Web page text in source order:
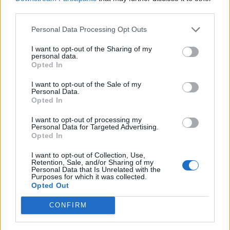
Personal Data Processing Opt Outs
I want to opt-out of the Sharing of my
personal data.
Opted In
I want to opt-out of the Sale of my
Personal Data.
Opted In
I want to opt-out of processing my
Personal Data for Targeted Advertising.
Opted In
I want to opt-out of Collection, Use,
Retention, Sale, and/or Sharing of my
Personal Data that Is Unrelated with the
Purposes for which it was collected.
Opted Out
CONFIRM
Wolfsburg)
Cessioni: Kristensen (d, Eintracht Francoforte),
Greenwood (c, Pogun), Firpo (d, Betis), Gyabi (c, Hull
City), Wober (d, Werder Brema), Joseph (a, Mallorca),
Gelhardt (a, Hull City), Schmidt (a, Werder Brema),
Ramazani (a, Valencia), Guilavogiu (c, svinxolato),
Bamford (a, svincolato)
LIVERPOOL
Acquisti
Leoni (d, Parma), Pecsi (Puskas Akademia), Frimpong (d,
Bayer Leverkusen), Kerkez (d, Bournemouth), Ekitikè (a,
Eintracht Francoforte), Woodman (p, svincolato)
Cessioni: Luis Diaz (a, Bayern Monaco), Quansah (d,
Bayer Leverkusen), Kelleher (p, Brentford), Nunez (a, Al-
Hilal), Doak (c, Bournemouth), Morton (d, Lione),